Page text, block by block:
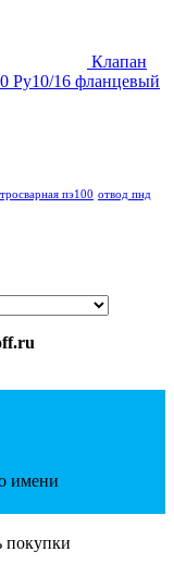
Клапан
Ру10/16 фланцевый
пэ100 отвод пнд
имени
покупки